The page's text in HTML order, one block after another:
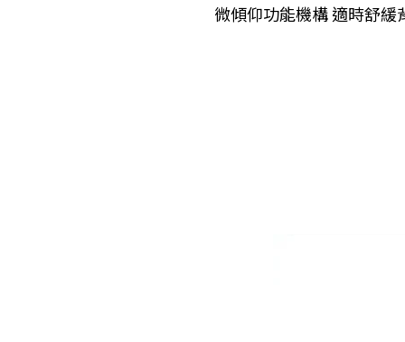
微傾仰功能機構 適時舒緩